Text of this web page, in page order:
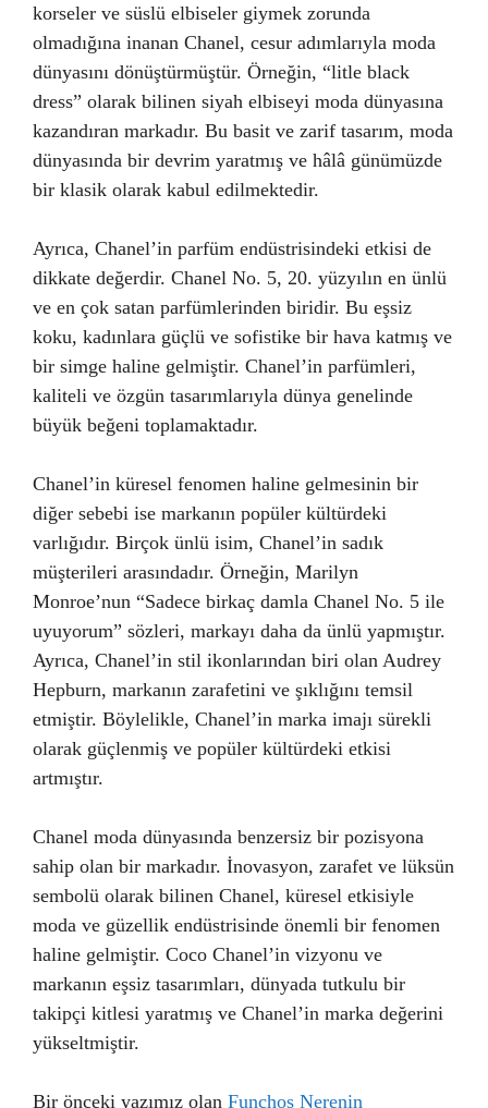
korseler ve süslü elbiseler giymek zorunda
olmadığına inanan Chanel, cesur adımlarıyla moda
dünyasını dönüştürmüştür. Örneğin, “litle black
dress” olarak bilinen siyah elbiseyi moda dünyasına
kazandıran markadır. Bu basit ve zarif tasarım, moda
dünyasında bir devrim yaratmış ve hâlâ günümüzde
bir klasik olarak kabul edilmektedir.
Ayrıca, Chanel’in parfüm endüstrisindeki etkisi de
dikkate değerdir. Chanel No. 5, 20. yüzyılın en ünlü
ve en çok satan parfümlerinden biridir. Bu eşsiz
koku, kadınlara güçlü ve sofistike bir hava katmış ve
bir simge haline gelmiştir. Chanel’in parfümleri,
kaliteli ve özgün tasarımlarıyla dünya genelinde
büyük beğeni toplamaktadır.
Chanel’in küresel fenomen haline gelmesinin bir
diğer sebebi ise markanın popüler kültürdeki
varlığıdır. Birçok ünlü isim, Chanel’in sadık
müşterileri arasındadır. Örneğin, Marilyn
Monroe’nun “Sadece birkaç damla Chanel No. 5 ile
uyuyorum” sözleri, markayı daha da ünlü yapmıştır.
Ayrıca, Chanel’in stil ikonlarından biri olan Audrey
Hepburn, markanın zarafetini ve şıklığını temsil
etmiştir. Böylelikle, Chanel’in marka imajı sürekli
olarak güçlenmiş ve popüler kültürdeki etkisi
artmıştır.
Chanel moda dünyasında benzersiz bir pozisyona
sahip olan bir markadır. İnovasyon, zarafet ve lüksün
sembolü olarak bilinen Chanel, küresel etkisiyle
moda ve güzellik endüstrisinde önemli bir fenomen
haline gelmiştir. Coco Chanel’in vizyonu ve
markanın eşsiz tasarımları, dünyada tutkulu bir
takipçi kitlesi yaratmış ve Chanel’in marka değerini
yükseltmiştir.
Bir önceki yazımız olan Funchos Nerenin